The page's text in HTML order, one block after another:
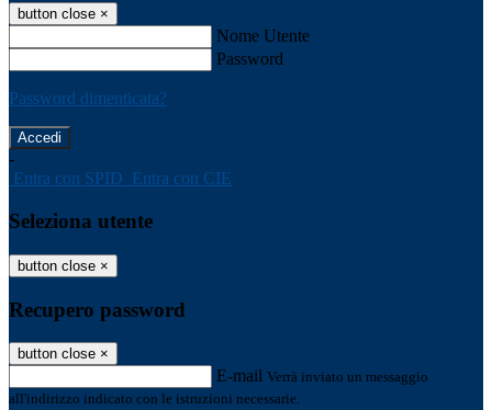
button close ×
Nome Utente
Password
Password dimenticata?
-
Entra con SPID Entra con CIE
Seleziona utente
button close ×
Recupero password
button close ×
E-mail Verrà inviato un messaggio
all'indirizzo indicato con le istruzioni necessarie.